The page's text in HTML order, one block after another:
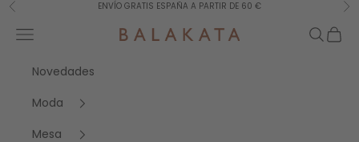
Ir al contenido
Anterior ENVÍO GRATIS ESPAÑA A PARTIR DE 60 €
Balakata España
Menú Buscar
Cesta
Novedades
Moda
Mesa